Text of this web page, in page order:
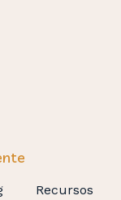
Recursos